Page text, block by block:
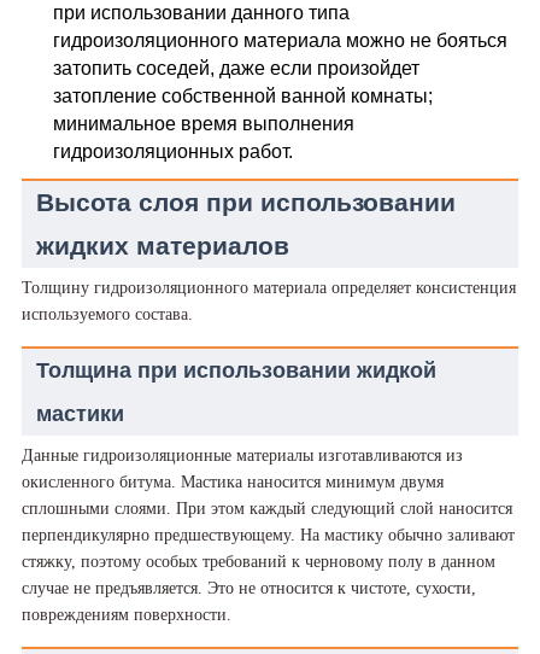
при использовании данного типа
гидроизоляционного материала можно не бояться
затопить соседей, даже если произойдет
затопление собственной ванной комнаты;
минимальное время выполнения
гидроизоляционных работ.
Высота слоя при использовании
жидких материалов
Толщину гидроизоляционного материала определяет консистенция
используемого состава.
Толщина при использовании жидкой
мастики
Данные гидроизоляционные материалы изготавливаются из
окисленного битума. Мастика наносится минимум двумя
сплошными слоями. При этом каждый следующий слой наносится
перпендикулярно предшествующему. На мастику обычно заливают
стяжку, поэтому особых требований к черновому полу в данном
случае не предъявляется. Это не относится к чистоте, сухости,
повреждениям поверхности.